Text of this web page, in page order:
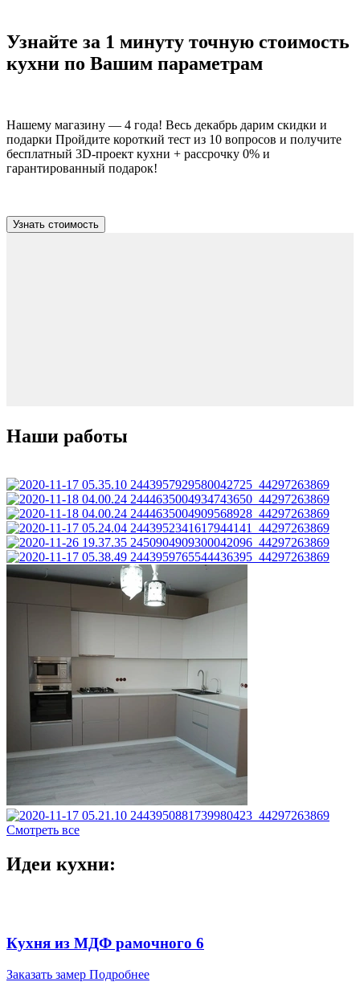
Узнайте за 1 минуту точную стоимость
кухни по Вашим параметрам
Нашему магазину — 4 года! Весь декабрь дарим скидки и
подарки Пройдите короткий тест из 10 вопросов и получите
бесплатный 3D-проект кухни + рассрочку 0% и
гарантированный подарок!
Узнать стоимость
Наши работы
Смотреть все
Идеи кухни:
Кухня из МДФ рамочного 6
Заказать замер Подробнее